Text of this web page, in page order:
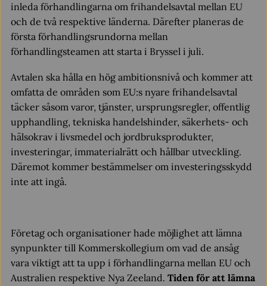
inleda förhandlingarna om frihandelsavtal mellan EU
och de två respektive länderna. Därefter planeras de
första förhandlingsrundorna mellan
förhandlingsteamen att starta i Bryssel i juli.
Avtalen ska hålla en hög ambitionsnivå och kommer att
omfatta de områden som EU:s nyare frihandelsavtal
täcker såsom varor, tjänster, ursprungsregler, offentlig
upphandling, tekniska handelshinder, säkerhets- och
hälsokrav i livsmedel och jordbruksprodukter,
investeringar, immaterialrätt och hållbar utveckling.
Däremot kommer bestämmelser om investeringsskydd
inte att ingå.
Företag och organisationer hade möjlighet att lämna
synpunkter till Kommerskollegium om vad de ansåg
vara viktigt att ta upp i förhandlingarna mellan EU och
Australien respektive Nya Zeeland. Tiden för att lämna